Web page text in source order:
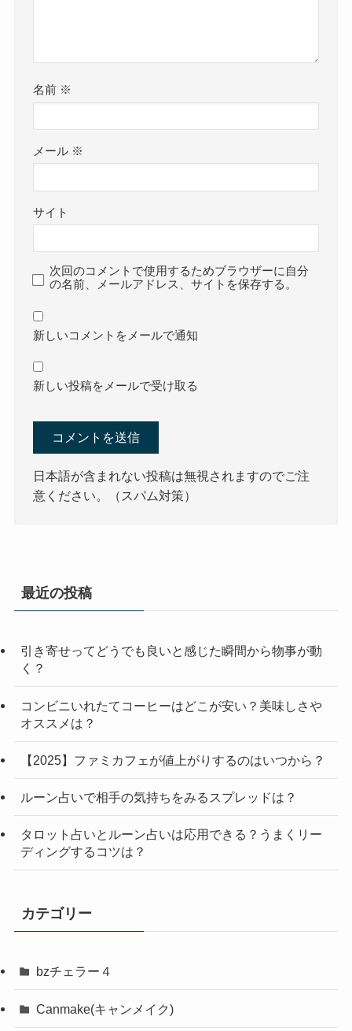
名前 ※
メール ※
サイト
次回のコメントで使用するためブラウザーに自分
の名前、メールアドレス、サイトを保存する。
新しいコメントをメールで通知
新しい投稿をメールで受け取る
日本語が含まれない投稿は無視されますのでご注
意ください。（スパム対策）
最近の投稿
引き寄せってどうでも良いと感じた瞬間から物事が動
く？
コンビニいれたてコーヒーはどこが安い？美味しさや
オススメは？
【2025】ファミカフェが値上がりするのはいつから？
ルーン占いで相手の気持ちをみるスプレッドは？
タロット占いとルーン占いは応用できる？うまくリー
ディングするコツは？
カテゴリー
bzチェラー４
Canmake(キャンメイク)